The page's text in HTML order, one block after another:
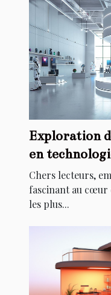
Exploration
en
l'innovation
Chers lecteurs,
fascinant au cœur
les plus...